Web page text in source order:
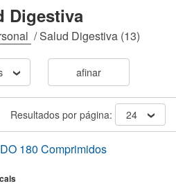
Digestiva
/Salud Digestiva (13)
afinar
Resultados por página: 24
180 Comprimidos